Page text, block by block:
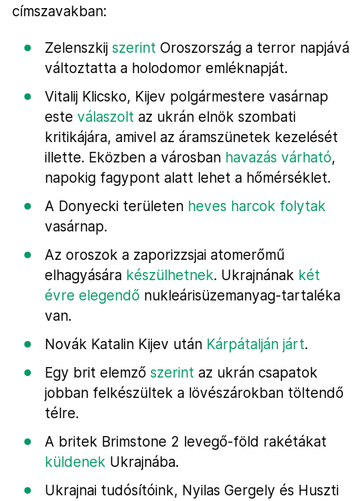
címszavakban:
Zelenszkij szerint Oroszország a terror napjává
változtatta a holodomor emléknapját.
Vitalij Klicsko, Kijev polgármestere vasárnap
este válaszolt az ukrán elnök szombati
kritikájára, amivel az áramszünetek kezelését
illette. Eközben a városban havazás várható,
napokig fagypont alatt lehet a hőmérséklet.
A Donyecki területen heves harcok folytak
vasárnap.
Az oroszok a zaporizzsjai atomerőmű
elhagyására készülhetnek. Ukrajnának két
évre elegendő nukleárisüzemanyag-tartaléka
van.
Novák Katalin Kijev után Kárpátalján járt.
Egy brit elemző szerint az ukrán csapatok
jobban felkészültek a lövészárokban töltendő
télre.
A britek Brimstone 2 levegő-föld rakétákat
küldenek Ukrajnába.
Ukrajnai tudósítóink, Nyilas Gergely és Huszti